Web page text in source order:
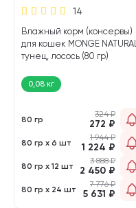
14
Влажный корм (консервы)
для кошек MONGE NATURAL
тунец, лосось (80 гр)
0,08 кг
80 гр
324₽
272 ₽
80 гр х 6 шт
1 944₽
1 224 ₽
80 гр х 12 шт
3 888₽
2 450 ₽
80 гр х 24 шт
7 776₽
5 631 ₽